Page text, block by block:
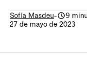
Sofía Masdeu-
9
27 de mayo de 2023